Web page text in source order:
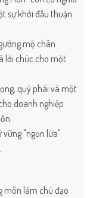
sự khởi đầu thuận
mộ chân
lời chúc cho một
quý phái và một
doanh nghiệp
vững "ngọn lửa"
môn làm chủ đạo